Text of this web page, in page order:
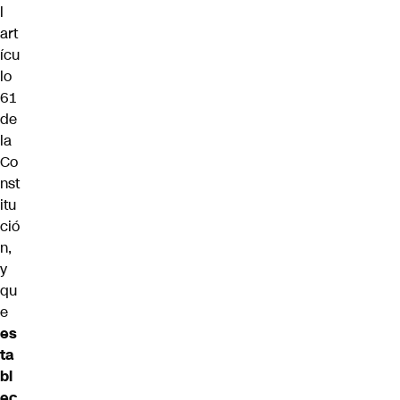
l
art
ícu
lo
61
de
la
Co
nst
itu
ció
n,
y
qu
e
es
ta
bl